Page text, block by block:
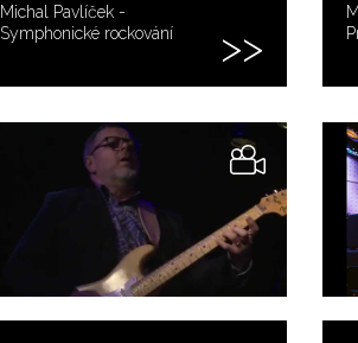
Michal Pavlíček -
Symphonické rockování